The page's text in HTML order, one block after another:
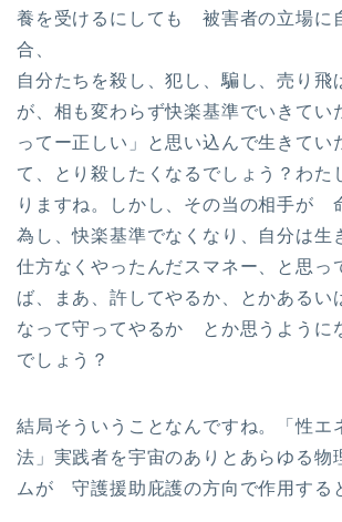
養を受けるにしても 被害者の立場に
合、
自分たちを殺し、犯し、騙し、売り飛
が、相も変わらず快楽基準でいきてい
ってー正しい」と思い込んで生きて
て、とり殺したくなるでしょう？わ
りますね。しかし、その当の相手が
為し、快楽基準でなくなり、自分は生
仕方なくやったんだスマネー、と思っ
ば、まあ、許してやるか、とかある
なって守ってやるか とか思うように
でしょう？
結局そういうことなんですね。「性エ
法」実践者を宇宙のありとあらゆる物
ムが 守護援助庇護の方向で作用する